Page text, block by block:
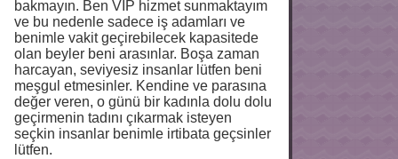
bakmayın. Ben VIP hizmet sunmaktayım
ve bu nedenle sadece iş adamları ve
benimle vakit geçirebilecek kapasitede
olan beyler beni arasınlar. Boşa zaman
harcayan, seviyesiz insanlar lütfen beni
meşgul etmesinler. Kendine ve parasına
değer veren, o günü bir kadınla dolu dolu
geçirmenin tadını çıkarmak isteyen
seçkin insanlar benimle irtibata geçsinler
lütfen.